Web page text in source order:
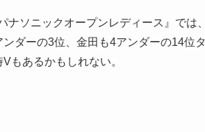
ソニックオープンレディース』では
ダーの3位、金田も4アンダーの14位
もあるかもしれない。